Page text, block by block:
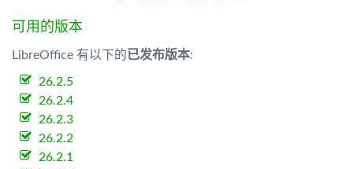
可用的版本
LibreOffice 有以下的已发布版本:
26.2.5
26.2.4
26.2.3
26.2.2
26.2.1